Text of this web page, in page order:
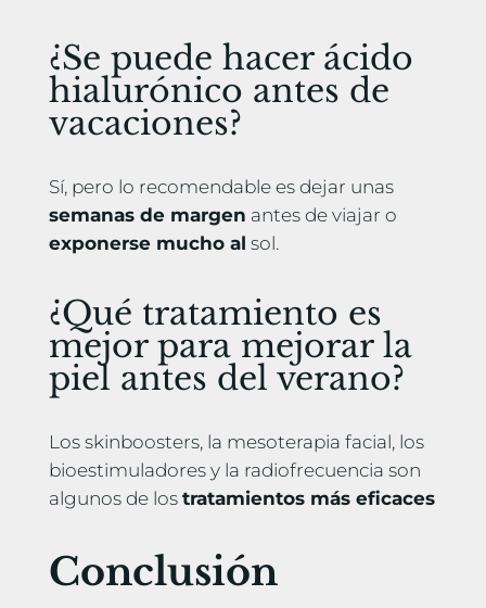
¿Se puede hacer ácido
hialurónico antes de
vacaciones?
Sí, pero lo recomendable es dejar unas
semanas de margen antes de viajar o
exponerse mucho al sol.
¿Qué tratamiento es
mejor para mejorar la
piel antes del verano?
Los skinboosters, la mesoterapia facial, los
bioestimuladores y la radiofrecuencia son
algunos de los tratamientos más eficaces
Conclusión